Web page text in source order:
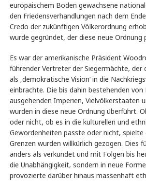
europäischem Boden gewachsene
den Friedensverhandlungen nach dem
Credo der zukünftigen Völkerordnung
wurde gegründet, der diese neue Ordnung
Es war der amerikanische Präsident
führender Vertreter der Siegermächte, der
als ‚demokratische Vision‘ in die
einbrachte. Die bis dahin bestehenden von
ausgehenden Imperien, Vielvölkerstaaten
wurden in diese neue Ordnung überführt.
oder nicht, ob es in die kulturellen und
Gewordenheiten passte oder nicht, spielte
Grenzen wurden willkürlich gezogen. Dies
anders als verkündet und mit Folgen bis
die Unabhängigkeit, sondern in neue
provozierte darüber hinaus massenhaft